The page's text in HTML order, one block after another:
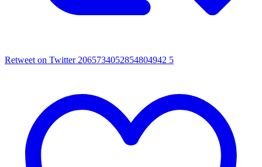
Retweet on Twitter 2065734052854804942 5